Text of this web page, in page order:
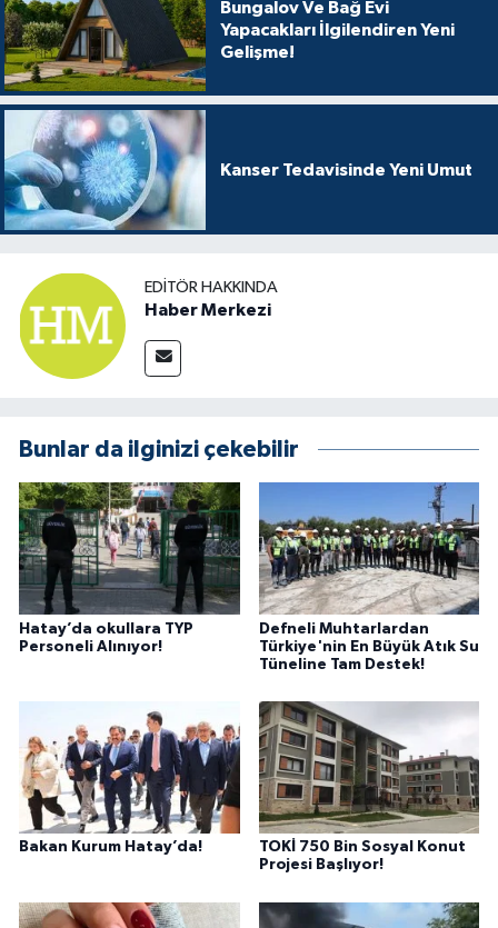
Bungalov Ve Bağ Evi
Yapacakları İlgilendiren Yeni
Gelişme!
Kanser Tedavisinde Yeni Umut
EDITÖR HAKKINDA
Haber Merkezi
Bunlar da ilginizi çekebilir
Hatay’da okullara TYP
Personeli Alınıyor!
Defneli Muhtarlardan
Türkiye'nin En Büyük Atık Su
Tüneline Tam Destek!
Bakan Kurum Hatay’da!
TOKİ 750 Bin Sosyal Konut
Projesi Başlıyor!